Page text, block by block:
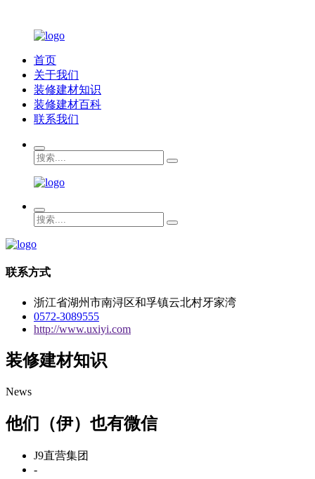
首页
关于我们
装修建材知识
装修建材百科
联系我们
联系方式
浙江省湖州市南浔区和孚镇云北村牙家湾
0572-3089555
http://www.uxiyi.com
装修建材知识
News
他们（伊）也有微信
J9直营集团
-